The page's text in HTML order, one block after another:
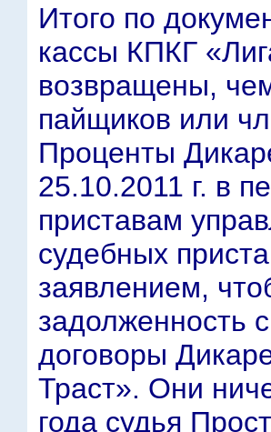
Итого по
кассы КПКГ
возвращены,
пайщиков или
Проценты
25.10.2011 г. в
приставам
судебных
заявлением,
задолженность
договоры
Траст». Они
года судья